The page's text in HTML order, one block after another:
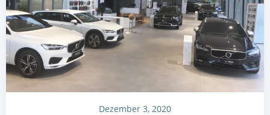
Dezember 3, 2020